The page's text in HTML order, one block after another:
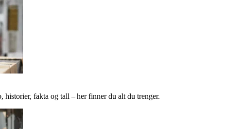
fakta og tall – her finner du alt du trenger.